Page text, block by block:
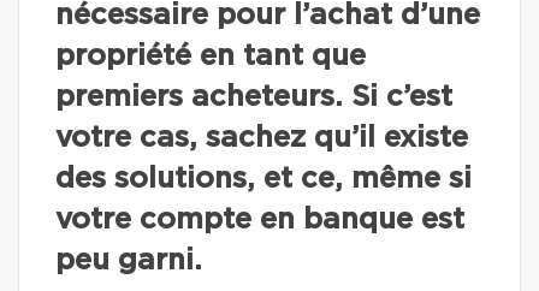
nécessaire pour l’achat d’une
propriété en tant que
premiers acheteurs. Si c’est
votre cas, sachez qu’il existe
des solutions, et ce, même si
votre compte en banque est
peu garni.